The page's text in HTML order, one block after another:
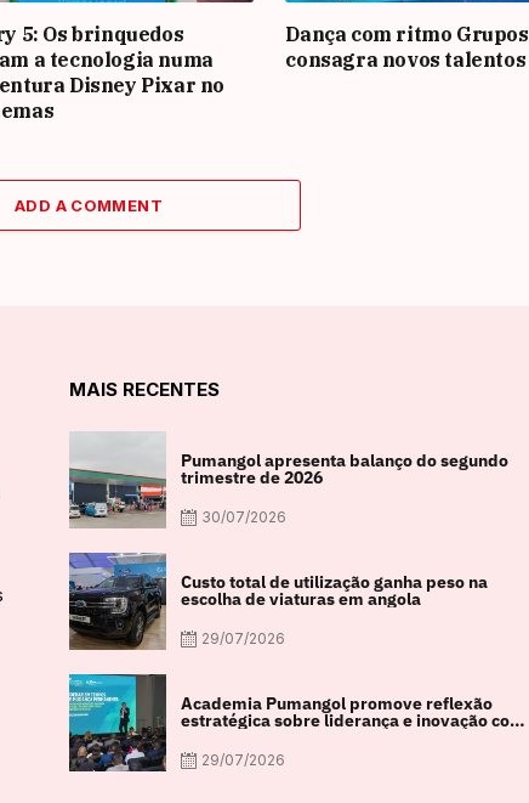
5: Os brinquedos
a tecnologia numa
Disney Pixar no
Dança com ritmo Grupos
consagra novos talentos
ADD A COMMENT
MAIS RECENTES
Pumangol apresenta balanço do segundo
trimestre de 2026
30/07/2026
Custo total de utilização ganha peso na
escolha de viaturas em angola
29/07/2026
Academia Pumangol promove reflexão
estratégica sobre liderança e inovação com
especialista internacional Nadim Habib
29/07/2026